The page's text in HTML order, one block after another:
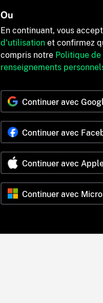
Ou
En continuant, vous
d'utilisation et confirmez
compris notre Politique
renseignements
Continuer avec
Continuer avec
Continuer avec
Continuer avec